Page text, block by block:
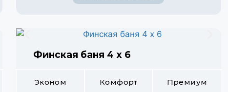
Финская баня 4 х 6
Эконом Комфорт Премиум